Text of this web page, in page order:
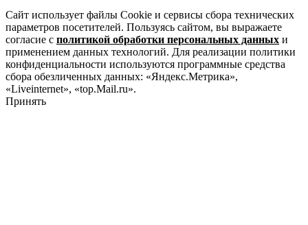
Сайт использует файлы Cookie и сервисы сбора технических
параметров посетителей. Пользуясь сайтом, вы выражаете
согласие с политикой обработки персональных данных и
применением данных технологий. Для реализации политики
конфиденциальности используются программные средства
сбора обезличенных данных: «Яндекс.Метрика»,
«Liveinternet», «top.Mail.ru».
Принять